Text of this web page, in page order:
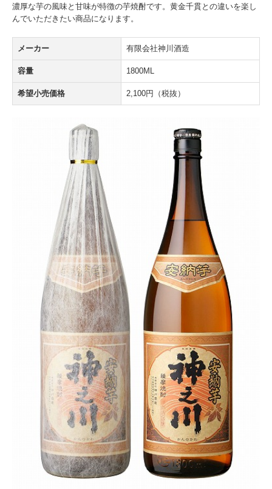
濃厚な芋の風味と甘味が特徴の芋焼酎です。黄金千貫との違いを楽し
んでいただきたい商品になります。
メーカー 有限会社神川酒造
容量 1800ML
希望小売価格 2,100円（税抜）